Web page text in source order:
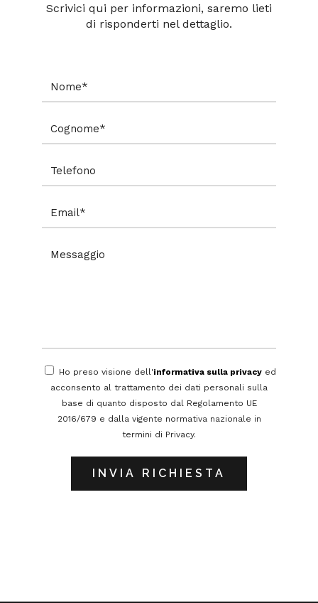
Scrivici qui per informazioni, saremo lieti
di risponderti nel dettaglio.
Ho preso visione dell'informativa sulla privacy ed
acconsento al trattamento dei dati personali sulla
base di quanto disposto dal Regolamento UE
2016/679 e dalla vigente normativa nazionale in
termini di Privacy.